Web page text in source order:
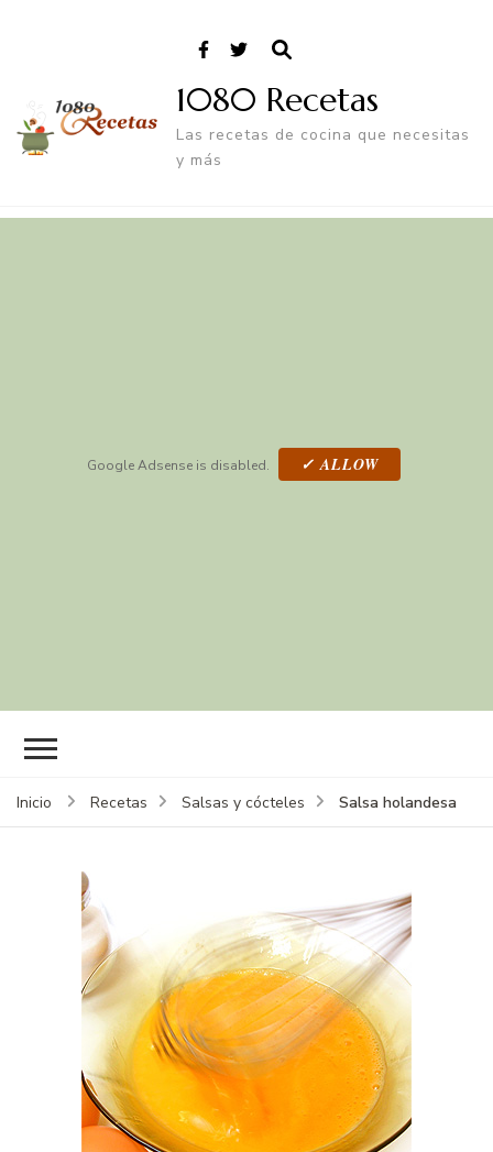
1080 Recetas
Las recetas de cocina que necesitas
y más
Google Adsense is disabled. ✓ ALLOW
Inicio Recetas Salsas y cócteles Salsa holandesa